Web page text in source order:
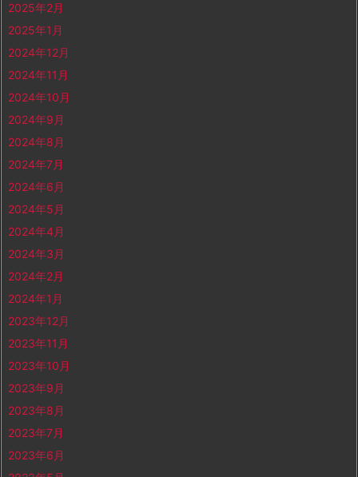
2025年2月
2025年1月
2024年12月
2024年11月
2024年10月
2024年9月
2024年8月
2024年7月
2024年6月
2024年5月
2024年4月
2024年3月
2024年2月
2024年1月
2023年12月
2023年11月
2023年10月
2023年9月
2023年8月
2023年7月
2023年6月